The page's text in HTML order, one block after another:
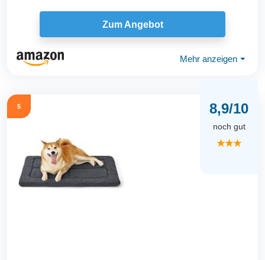
Zum Angebot
Mehr anzeigen ⏷
5 8,9/10
noch gut
★★★